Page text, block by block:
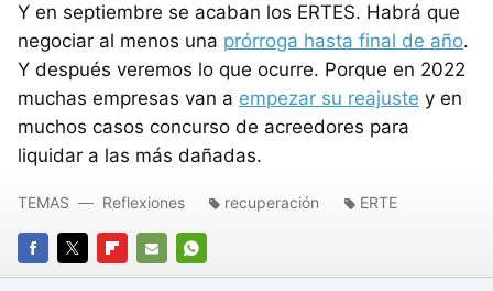
Y en septiembre se acaban los ERTES. Habrá que
negociar al menos una prórroga hasta final de año.
Y después veremos lo que ocurre. Porque en 2022
muchas empresas van a empezar su reajuste y en
muchos casos concurso de acreedores para
liquidar a las más dañadas.
FACEBOOK
TWITTERFLIPBOARD
E-
WHATSAPP
TEMAS Reflexiones recuperación ERTE